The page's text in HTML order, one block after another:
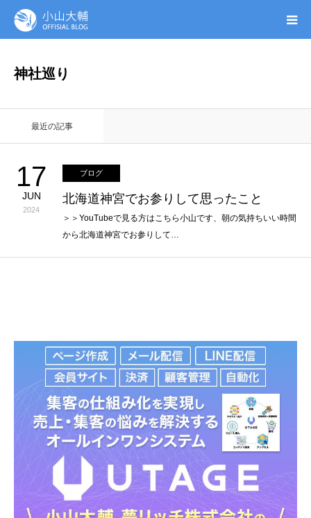
神社巡り
最近の記事
17
JUN
2024
ブログ
北海道神宮でお参りして思ったこと
＞＞YouTubeで見る方はこちら小山です、朝の気持ちいい時間
から北海道神宮でお参りして…
無料ガイドブック
オンシク本
プロフィール